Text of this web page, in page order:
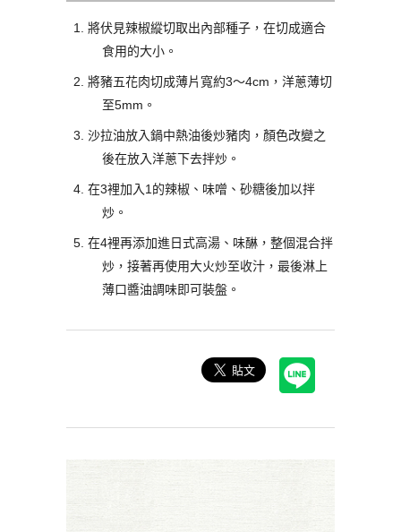
將伏見辣椒縱切取出內部種子，在切成適合
食用的大小。
將豬五花肉切成薄片寬約3～4cm，洋蔥薄切
至5mm。
沙拉油放入鍋中熱油後炒豬肉，顏色改變之
後在放入洋蔥下去拌炒。
在3裡加入1的辣椒、味噌、砂糖後加以拌
炒。
在4裡再添加進日式高湯、味醂，整個混合拌
炒，接著再使用大火炒至收汁，最後淋上
薄口醬油調味即可裝盤。